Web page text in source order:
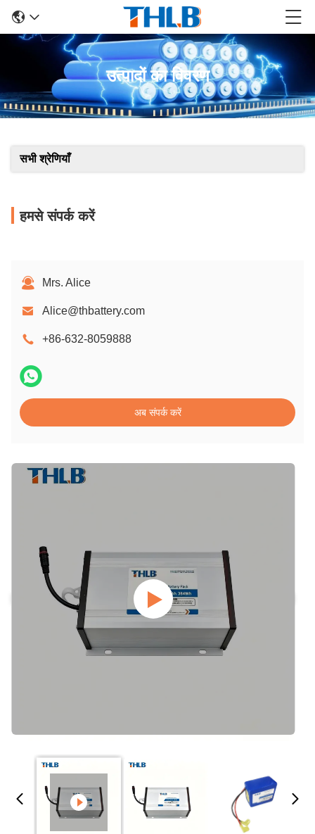
उत्पादों का विवरण
सभी श्रेणियाँ
हमसे संपर्क करें
Mrs. Alice
Alice@thbattery.com
+86-632-8059888
अब संपर्क करें